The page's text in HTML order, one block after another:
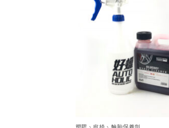
塑膠、皮椅、輪胎保養劑